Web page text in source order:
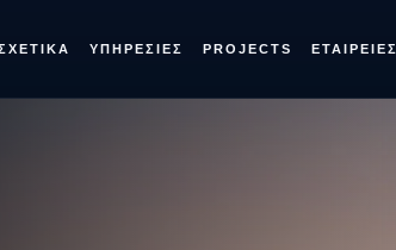
ΥΠΗΡΕΣΊΕΣ PROJECTS ΕΤΑΙΡΕΊΕΣ